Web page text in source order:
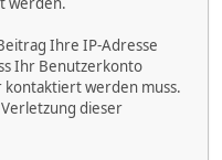
Ihre IP-Adresse
Ihr Benutzerkonto
werden muss.
dieser